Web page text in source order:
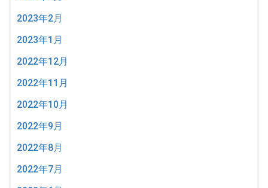
2023年2月
2023年1月
2022年12月
2022年11月
2022年10月
2022年9月
2022年8月
2022年7月